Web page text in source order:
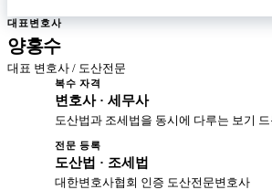
대표변호사
양홍수
대표 변호사 / 도산전문
복수 자격
변호사 · 세무사
도산법과 조세법을 동시에 다루는 보기
전문 등록
도산법 · 조세법
대한변호사협회 인증 도산전문변호사